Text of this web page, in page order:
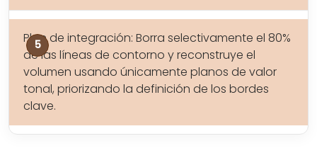
Plan de integración: Borra selectivamente el 80%
de las líneas de contorno y reconstruye el
volumen usando únicamente planos de valor
tonal, priorizando la definición de los bordes
clave.